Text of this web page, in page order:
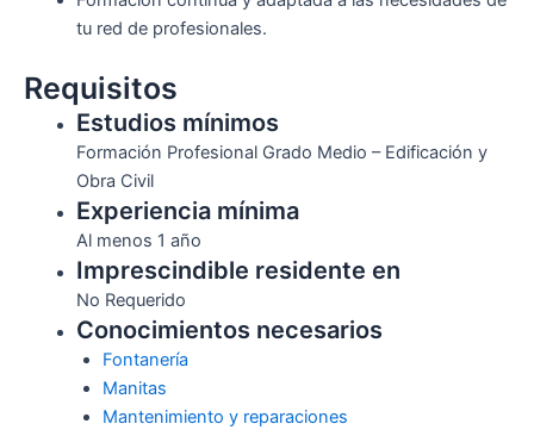
tu red de profesionales.
Requisitos
Estudios mínimos
Formación Profesional Grado Medio – Edificación y
Obra Civil
Experiencia mínima
Al menos 1 año
Imprescindible residente en
No Requerido
Conocimientos necesarios
Fontanería
Manitas
Mantenimiento y reparaciones